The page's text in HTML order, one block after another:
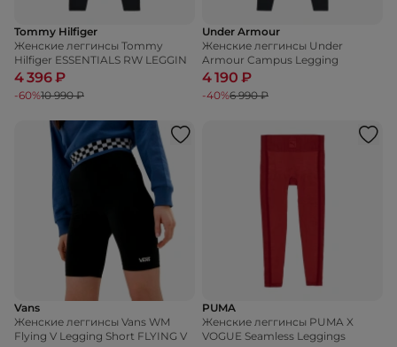
Tommy Hilfiger
Женские леггинсы Tommy
Hilfiger ESSENTIALS RW LEGGIN
4 396 ₽
-60%10 990 ₽
Under Armour
Женские леггинсы Under
Armour Campus Legging
4 190 ₽
-40%6 990 ₽
Vans
Женские леггинсы Vans WM
Flying V Legging Short FLYING V
PUMA
Женские леггинсы PUMA X
VOGUE Seamless Leggings